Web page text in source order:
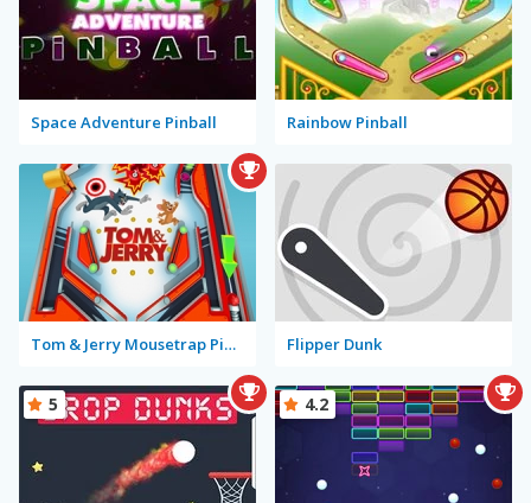
Space Adventure Pinball Rainbow Pinball
Tom & Jerry Mousetrap Pinball Flipper Dunk
5 4.2